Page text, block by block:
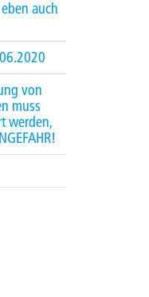
auch
von
muss
werden,